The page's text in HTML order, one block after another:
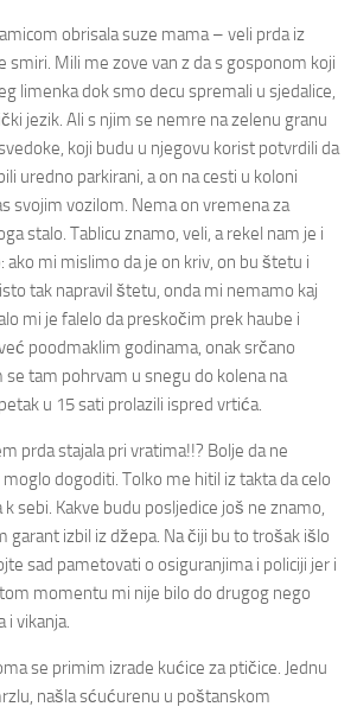
obrisala suze mama – veli prda iz
smiri. Mili me zove van z da s gosponom koji
limenka dok smo decu spremali u sjedalice,
jezik. Ali s njim se nemre na zelenu granu
koji budu u njegovu korist potvrdili da
uredno parkirani, a on na cesti u koloni
svojim vozilom. Nema on vremena za
stalo. Tablicu znamo, veli, a rekel nam je i
ako mi mislimo da je on kriv, on bu štetu i
tak napravil štetu, onda mi nemamo kaj
mi je falelo da preskočim prek haube i
poodmaklim godinama, onak srčano
se tam pohrvam u snegu do kolena na
u 15 sati prolazili ispred vrtića.
prda stajala pri vratima!!? Bolje da ne
dogoditi. Tolko me hitil iz takta da celo
sebi. Kakve budu posljedice još ne znamo,
garant izbil iz džepa. Na čiji bu to trošak išlo
sad pametovati o osiguranjima i policiji jer i
tom momentu mi nije bilo do drugog nego
i vikanja.
se primim izrade kućice za ptičice. Jednu
našla sćućurenu u poštanskom